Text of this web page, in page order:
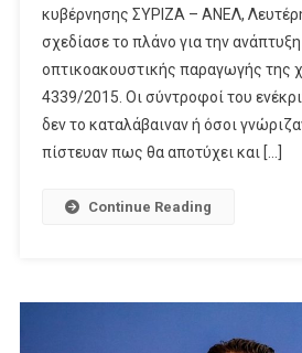
ΕΚΚΟΜΕΔ-
Στα
756
Εκατ.
Ευρώ
Αξία
κυβέρνησης ΣΥΡΙΖΑ – ΑΝΕΛ,
σχεδίασε το πλάνο για την
οπτικοακουστικής παραγωγής της
4339/2015. Οι σύντροφοί του
δεν το καταλάβαιναν ή όσοι
πίστευαν πως θα αποτύχει και […]
Continue Reading